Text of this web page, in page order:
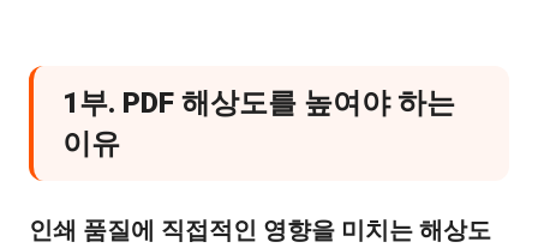
1부. PDF 해상도를 높여야 하는
이유
인쇄 품질에 직접적인 영향을 미치는 해상도